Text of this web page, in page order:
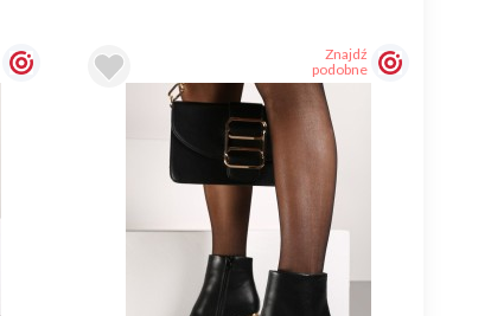
Znajdź
podobne